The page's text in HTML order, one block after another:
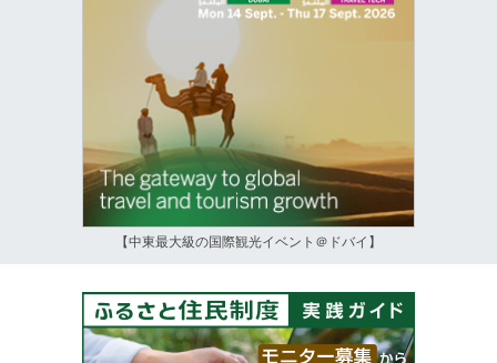
【中東最大級の国際観光イベント＠ドバイ】